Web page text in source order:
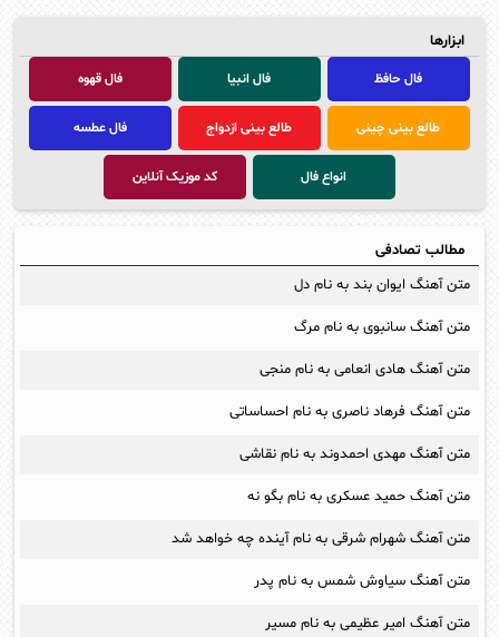
ابزارها
فال حافظ فال انبیا فال قهوه
طالع بینی چینی طالع بینی ازدواج فال عطسه
انواع فال کد موزیک آنلاین
مطالب تصادفی
متن آهنگ ایوان بند به نام دل
متن آهنگ سانبوی به نام مرگ
متن آهنگ هادی انعامی به نام منجی
متن آهنگ فرهاد ناصری به نام احساساتی
متن آهنگ مهدی احمدوند به نام نقاشی
متن آهنگ حمید عسکری به نام بگو نه
متن آهنگ شهرام شرقی به نام آینده چه خواهد شد
متن آهنگ سیاوش شمس به نام پدر
متن آهنگ امیر عظیمی به نام مسیر